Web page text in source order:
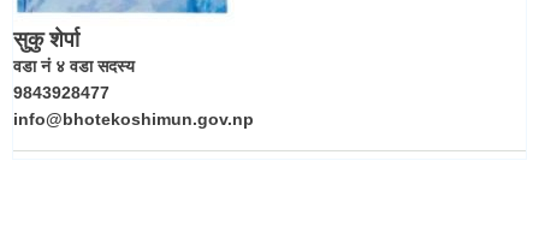
सुकु शेर्पा
वडा नं ४ वडा सदस्य
9843928477
info@bhotekoshimun.gov.np